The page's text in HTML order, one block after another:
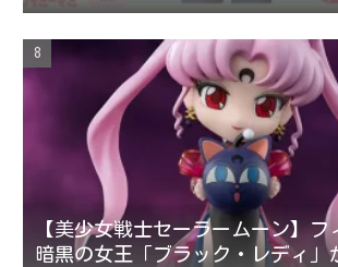
「arti-mate」によるオリジナル
雑貨の販売が決定！
【美少女戦士セーラームーン】フ
暗黒の女王「ブラック・レディ」